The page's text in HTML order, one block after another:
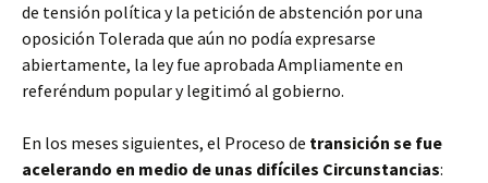
de tensión política y la petición de abstención por una
oposición Tolerada que aún no podía expresarse
abiertamente, la ley fue aprobada Ampliamente en
referéndum popular y legitimó al gobierno.
En los meses siguientes, el Proceso de transición se fue
acelerando en medio de unas difíciles Circunstancias: